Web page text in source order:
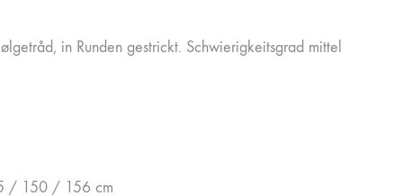
in Runden gestrickt. Schwierigkeitsgrad mittel
/ 150 / 156 cm